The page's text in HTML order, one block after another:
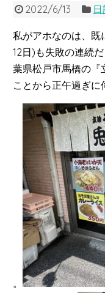
2022/6/13
私がアホなのは、既
12日)も失敗の連続
葉県松戸市馬橋の『
ことから正午過ぎに
。